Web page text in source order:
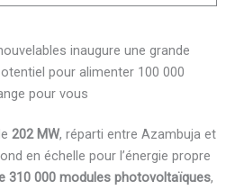
inaugure une grande
pour alimenter 100 000
pour vous
202 MW, réparti entre Azambuja et
en échelle pour l’énergie propre
310 000 modules photovoltaïques,